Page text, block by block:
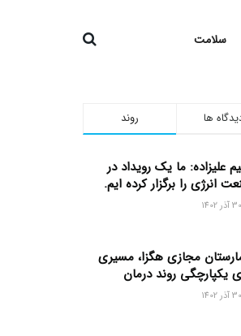
سلامت
روند ها
علیزاده: ما یک رویداد در
انرژی را برگزار کرده ایم.
مجازی هگزا، مسیری
یکپارچگی روند درمان